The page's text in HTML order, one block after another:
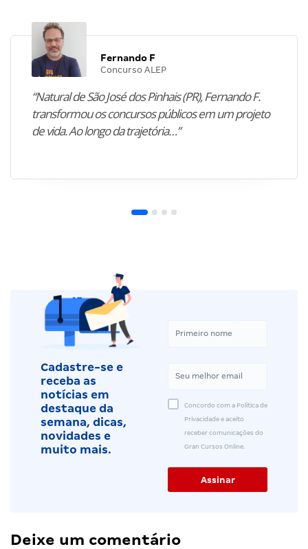
Fernando F
Concurso ALEP
“Natural de São José dos Pinhais (PR), Fernando F.
transformou os concursos públicos em um projeto
de vida. Ao longo da trajetória…”
Cadastre-se e
receba as
notícias em
destaque da
semana, dicas,
novidades e
muito mais.
Concordo com a Política de
Privacidade e aceito
receber comunicações do
Gran Cursos Online.
Deixe um comentário